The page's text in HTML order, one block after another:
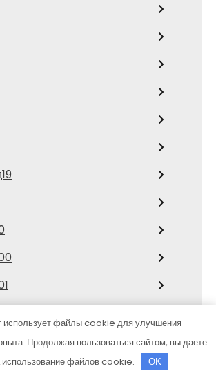
использует файлы cookie для улучшения
Продолжая пользоваться сайтом, вы даете
использование файлов cookie.
OK